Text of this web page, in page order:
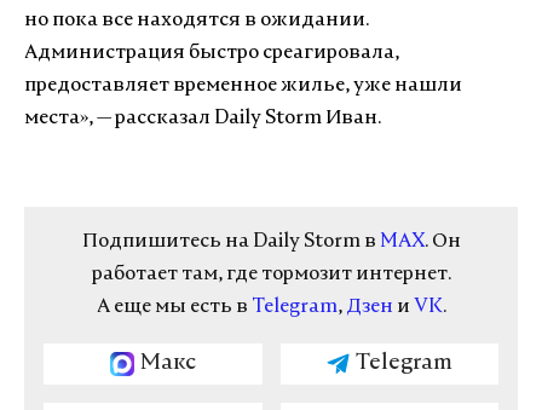
но пока все находятся в ожидании.
Администрация быстро среагировала,
предоставляет временное жилье, уже нашли
места», — рассказал Daily Storm Иван.
Подпишитесь на Daily Storm в MAX. Он
работает там, где тормозит интернет.
А еще мы есть в Telegram, Дзен и VK.
Макс Telegram